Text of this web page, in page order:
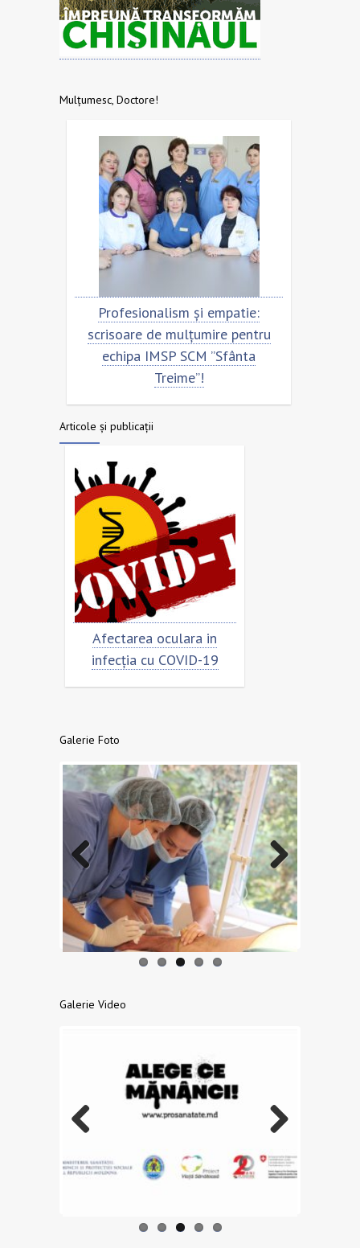
Mulțumesc, Doctore!
Profesionalism și empatie:
scrisoare de mulțumire pentru
echipa IMSP SCM ”Sfânta
Scrisoare de
echipa SCM
Articole și publicații
Afectarea oculara in
infecția cu COVID-19
Cât de „încoronat” este
Galerie Foto
Previo
us
Next
Galerie Video
us